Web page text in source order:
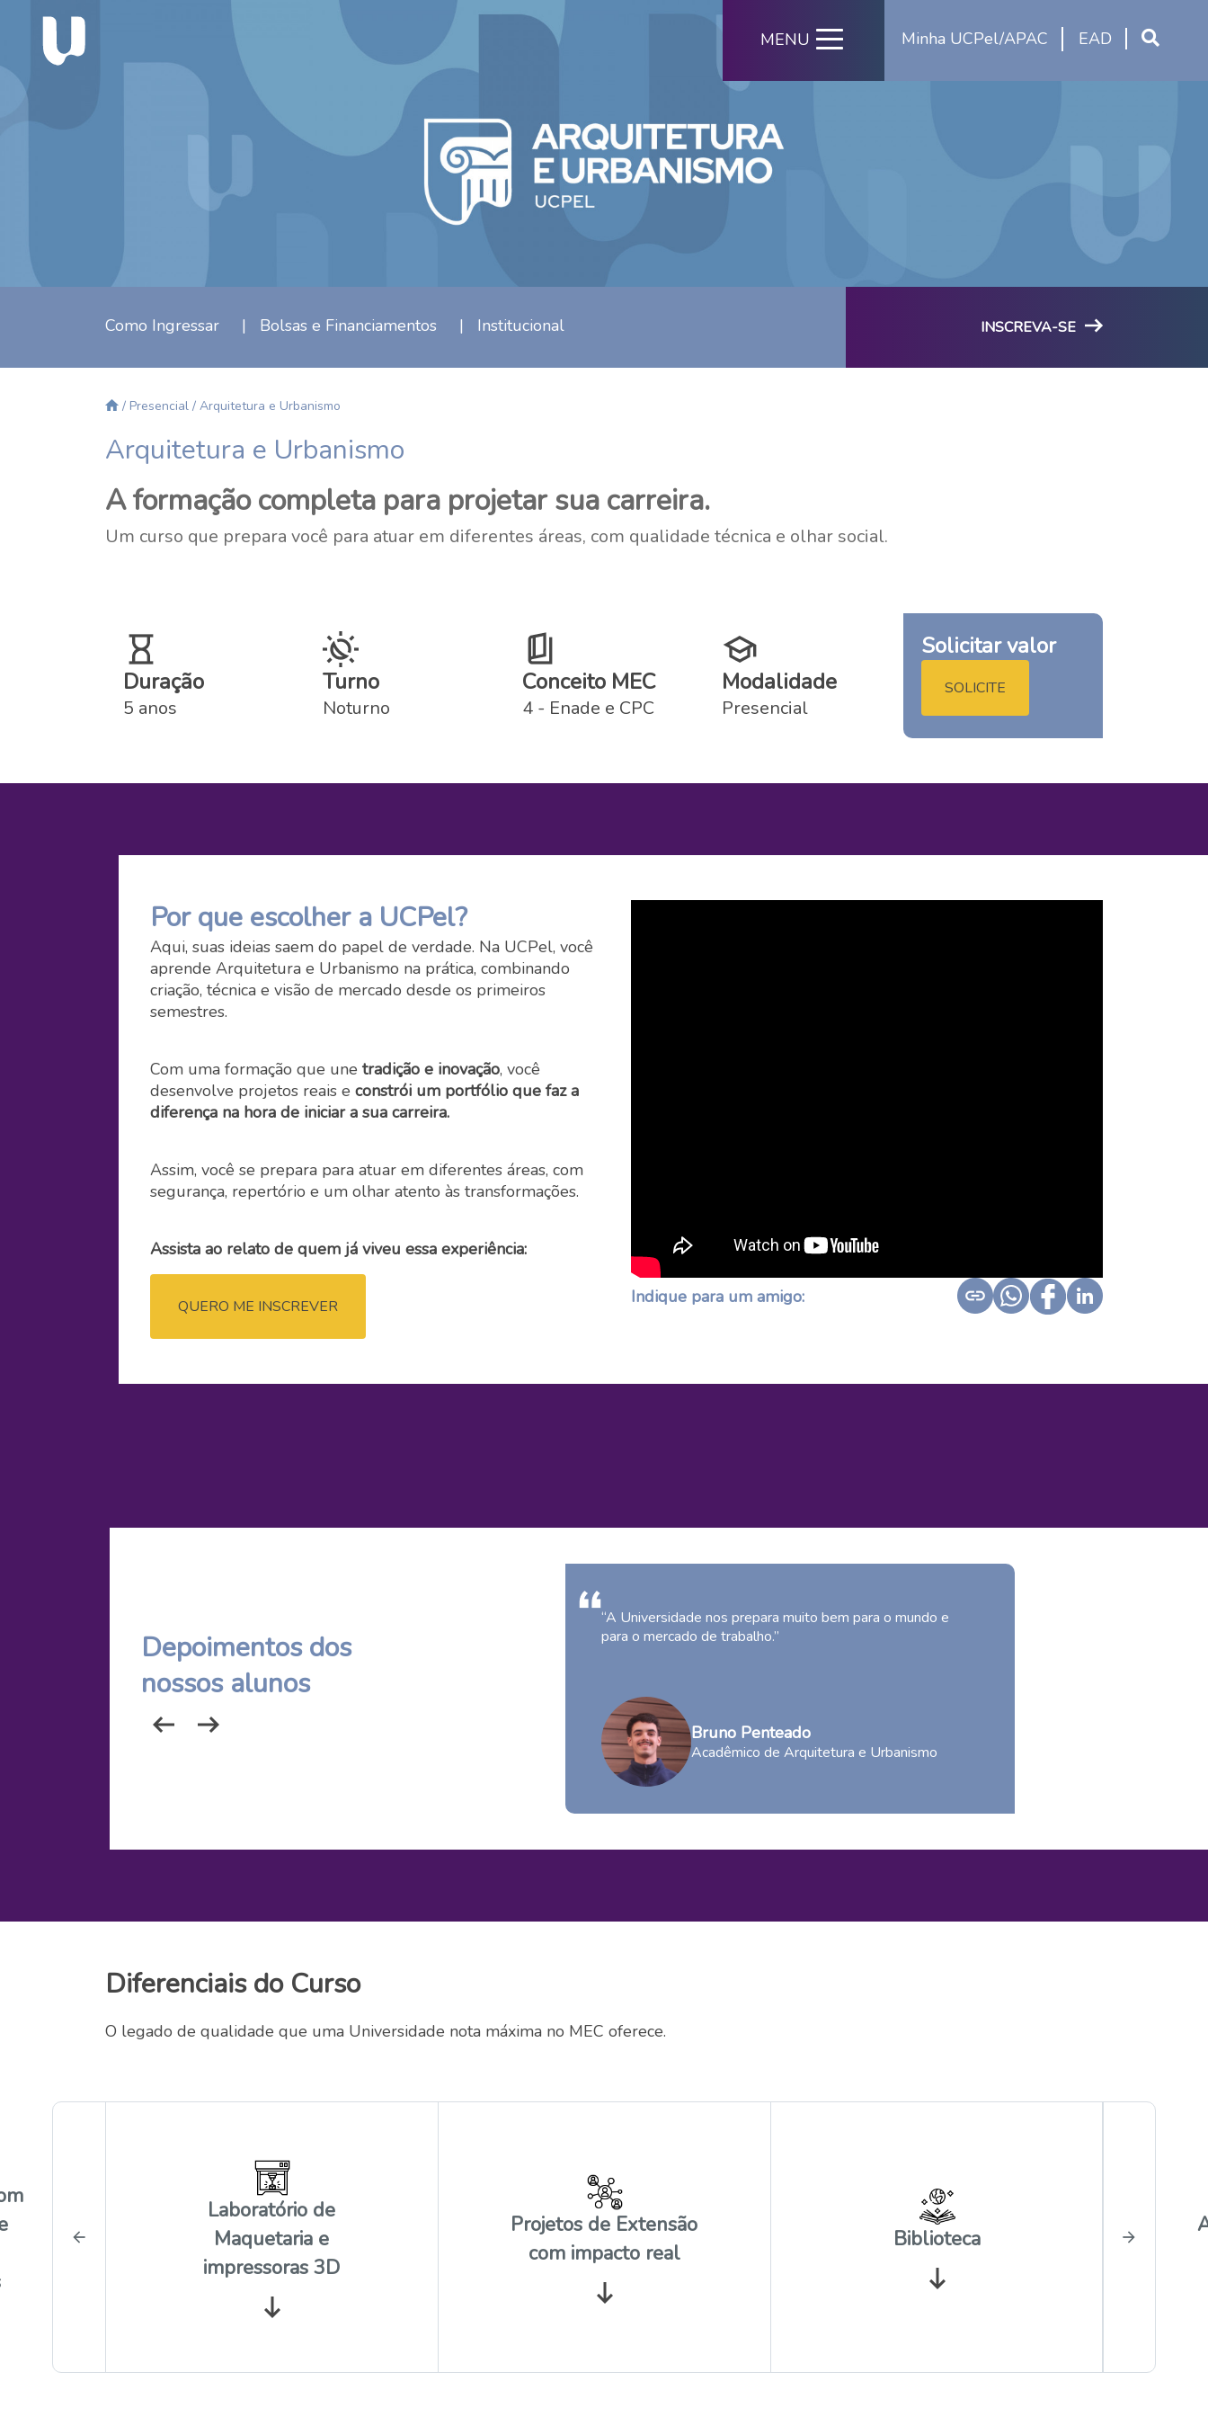
Minha UCPel/APAC EAD
MENU
Como Ingressar | Bolsas e Financiamentos | Institucional INSCREVA-SE
/ Presencial / Arquitetura e Urbanismo
Arquitetura e Urbanismo
A formação completa para projetar sua carreira.
Um curso que prepara você para atuar em diferentes áreas, com qualidade técnica e olhar social.
Duração
5 anos
Turno
Noturno
Conceito MEC
4 - Enade e CPC
Modalidade
Presencial
Solicitar valor
SOLICITE
Por que escolher a UCPel?
Aqui, suas ideias saem do papel de verdade. Na UCPel, você
aprende Arquitetura e Urbanismo na prática, combinando
criação, técnica e visão de mercado desde os primeiros
semestres.
Com uma formação que une tradição e inovação, você
desenvolve projetos reais e constrói um portfólio que faz a
diferença na hora de iniciar a sua carreira.
Assim, você se prepara para atuar em diferentes áreas, com
segurança, repertório e um olhar atento às transformações.
Assista ao relato de quem já viveu essa experiência:
QUERO ME INSCREVER Indique para um amigo:
Depoimentos dos
nossos alunos
“A Universidade nos prepara muito bem para o mundo e
para o mercado de trabalho.”
Bruno Penteado
Acadêmico de Arquitetura e Urbanismo
Diferenciais do Curso
O legado de qualidade que uma Universidade nota máxima no MEC oferece.
Laboratório de
Maquetaria e
impressoras 3D
Projetos de Extensão
com impacto real
Biblioteca